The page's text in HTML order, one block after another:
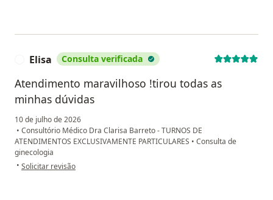
Elisa Consulta verificada
Atendimento maravilhoso !tirou todas as
minhas dúvidas
10 de julho de 2026
• Consultório Médico Dra Clarisa Barreto - TURNOS DE
ATENDIMENTOS EXCLUSIVAMENTE PARTICULARES • Consulta de
ginecologia
• na opinião do utilizador Elisa
Solicitar revisão